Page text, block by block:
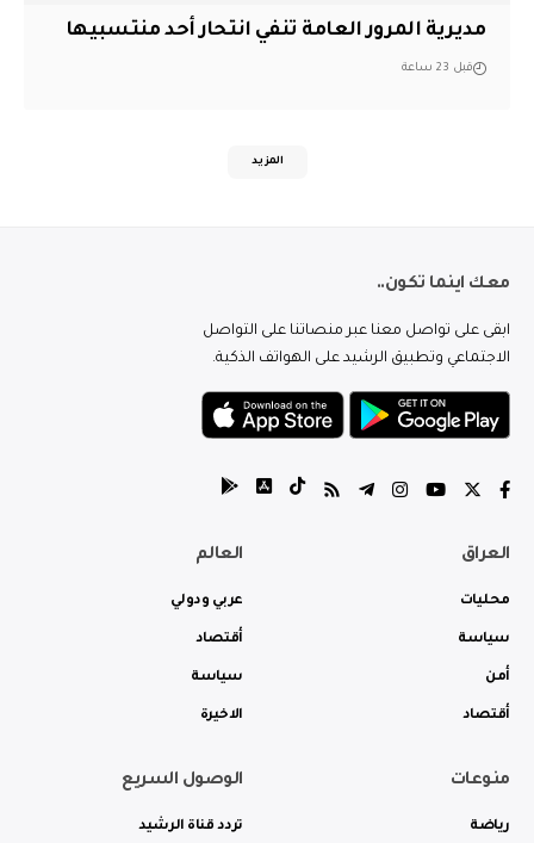
مديرية المرور العامة تنفي انتحار أحد منتسبيها
قبل 23 ساعة
المزيد
معك اينما تكون..
ابقى على تواصل معنا عبر منصاتنا على التواصل
الاجتماعي وتطبيق الرشيد على الهواتف الذكية.
العراق
محليات
سياسة
أمن
أقتصاد
العالم
عربي ودولي
أقتصاد
سياسة
الاخيرة
منوعات
رياضة
الوصول السريع
تردد قناة الرشيد